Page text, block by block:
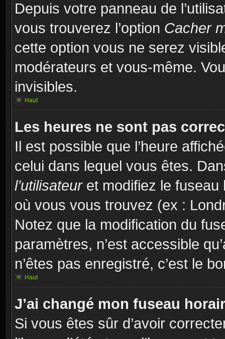
Depuis votre panneau de
vous trouverez l’option Cacher
cette option vous ne serez
modérateurs et vous-même.
invisibles.
Haut
Les heures ne sont pas
Il est possible que l’heure
celui dans lequel vous êtes.
l’utilisateuret modifiez le fuseau
où vous vous trouvez (ex :
Notez que la modification du
paramètres, n’est accessible
n’êtes pas enregistré, c’est le
Haut
J’ai changé mon fuseau
Si vous êtes sûr d’avoir